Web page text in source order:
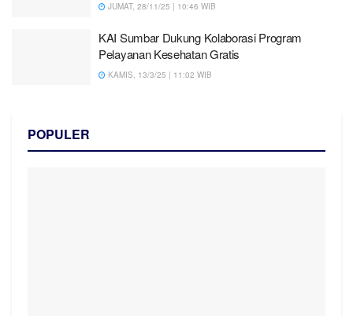
JUMAT, 28/11/25 | 10:46 WIB
KAI Sumbar Dukung Kolaborasi Program
Pelayanan Kesehatan Gratis
KAMIS, 13/3/25 | 11:02 WIB
POPULER